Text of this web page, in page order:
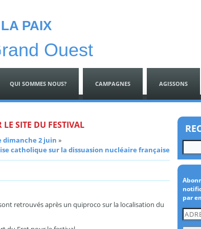
PAIX
Ouest
QUI SOMMES NOUS? CAMPAGNES AGISSONS
SITE DU FESTIVAL
dimanche 2 juin »
catholique sur la dissuasion nucléaire française
retrouvés après un quiproco sur la localisation du
par
e-